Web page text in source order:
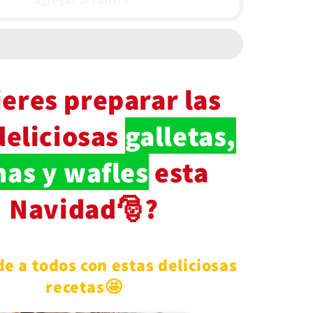
preparar las
galletas,
y wafles esta
Navidad🎅?
a todos con estas deliciosas
recetas🤩